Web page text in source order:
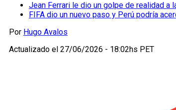
Jean Ferrari le dio un golpe de realidad a
FIFA dio un nuevo paso y Perú podría
Por Hugo Avalos
Actualizado el 27/06/2026 - 18:02hs PET